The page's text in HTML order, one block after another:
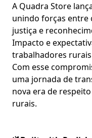
A Quadra Store
unindo forças entre
justiça e
Impacto e
trabalhadores
Com esse
uma jornada de
nova era de
rurais.